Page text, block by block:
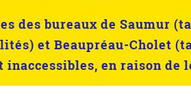
des bureaux de Saumur
et Beaupréau-Cholet
en raison de